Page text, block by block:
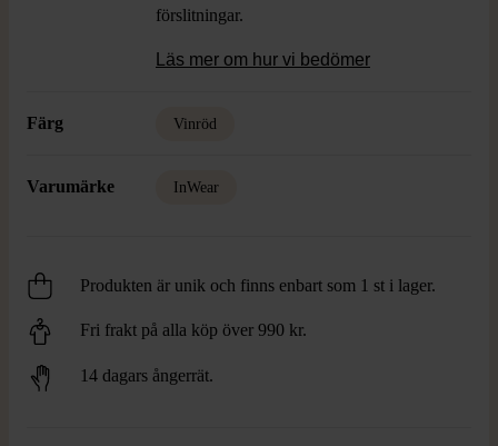
förslitningar.
Läs mer om hur vi bedömer
Färg Vinröd
Varumärke InWear
Produkten är unik och finns enbart som 1 st i lager.
Fri frakt på alla köp över 990 kr.
14 dagars ångerrät.